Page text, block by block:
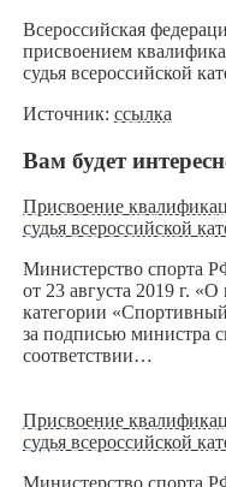
Всероссийская
присвоением
судья всероссийской
Источник: ссылка
Вам будет
Присвоение
судья всероссийской
Министерство спорта
от 23 августа 2019 г.
категории
за подписью министра
соответствии…
Присвоение
судья всероссийской